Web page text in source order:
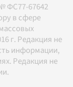
ФС77-67642
в сфере
г. Редакция не
информации,
Редакция не